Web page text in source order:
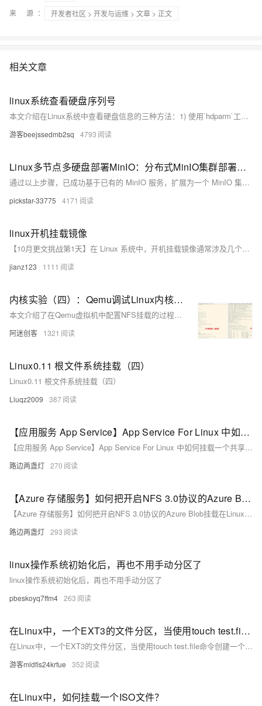
来 源：
开发者社区 > 开发与运维 > 文章 > 正文
相关文章
linux系统查看硬盘序列号
本文介绍在Linux系统中查看硬盘信息的三种方法：1) 使用`hdparm`工具，通过`sudo hdparm -i /dev/sda`获取硬盘序列号和型号；2) 使用`smartctl`工具，不仅可查序列号和型号，还能了解硬盘健康状态；3) 使用`lshw`命令显示存储设备拓扑信息。此外，提供通用技巧如用`lsblk`确认磁盘标识，及注意事项，例如管理员权限和云主机可能隐藏物理序列号等。
游客beejssedmb2sq 4793
Linux多节点多硬盘部署MinIO：分布式MinIO集群部署指南搭建高可用架构实践
通过以上步骤，已成功基于已有的 MinIO 服务，扩展为一个 MinIO 集群。该集群具有高可用性和容错性，适合生产环境使用。如果有任何问题，请检查日志或参考MinIO 官方文档。作者联系方式vx：2743642415。
pickstar-33775 4171
linux开机挂载镜像
【10月更文挑战第1天】在 Linux 系统中，开机挂载镜像通常涉及几个关键步骤，包括创建挂载点、编辑配置文件以及重新加载配置
jianz123 1111
内核实验（四）：Qemu调试Linux内核，实现NFS挂载
本文介绍了在Qemu虚拟机中配置NFS挂载的过程，包括服务端的NFS服务器安装、配置和启动，客户端的DHCP脚本添加和开机脚本修改，以及在Qemu中挂载NFS、测试连通性和解决挂载失败的方法。
阿迷创客 1321
Linux0.11 根文件系统挂载（四）
Linux0.11 根文件系统挂载（四）
Liuqz2009 387
【应用服务 App Service】App Service For Linux 中如何挂载一个共享文件夹呢？ Mount Azure Storage Account File Share
【应用服务 App Service】App Service For Linux 中如何挂载一个共享文件夹呢？ Mount Azure Storage Account File Share
路边两盏灯 270
【Azure 存储服务】如何把开启NFS 3.0协议的Azure Blob挂载在Linux VM中呢?(NFS: Network File System 网络文件系统)
【Azure 存储服务】如何把开启NFS 3.0协议的Azure Blob挂载在Linux VM中呢?(NFS: Network File System 网络文件系统)
路边两盏灯 293
linux操作系统初始化后，再也不用手动分区了
linux操作系统初始化后，再也不用手动分区了
pbeskoyq7ffm4 263
在Linux中，⼀个EXT3的文件分区，当使用touch test.file命令创建⼀个新文件时报错，报错的信息是提示磁盘已满，但是采用df -h命令查看磁盘大小时，只使用了，60%的磁盘空间，为什么会出现这个情况？
在Linux中，⼀个EXT3的文件分区，当使用touch test.file命令创建⼀个新文件时报错，报错的信息是提示磁盘已满，但是采用df -h命令查看磁盘大小时，只使用了，60%的磁盘空间，为什么会出现这个情况？
游客mldfis24krfue 352
在Linux中，如何挂载一个ISO文件？